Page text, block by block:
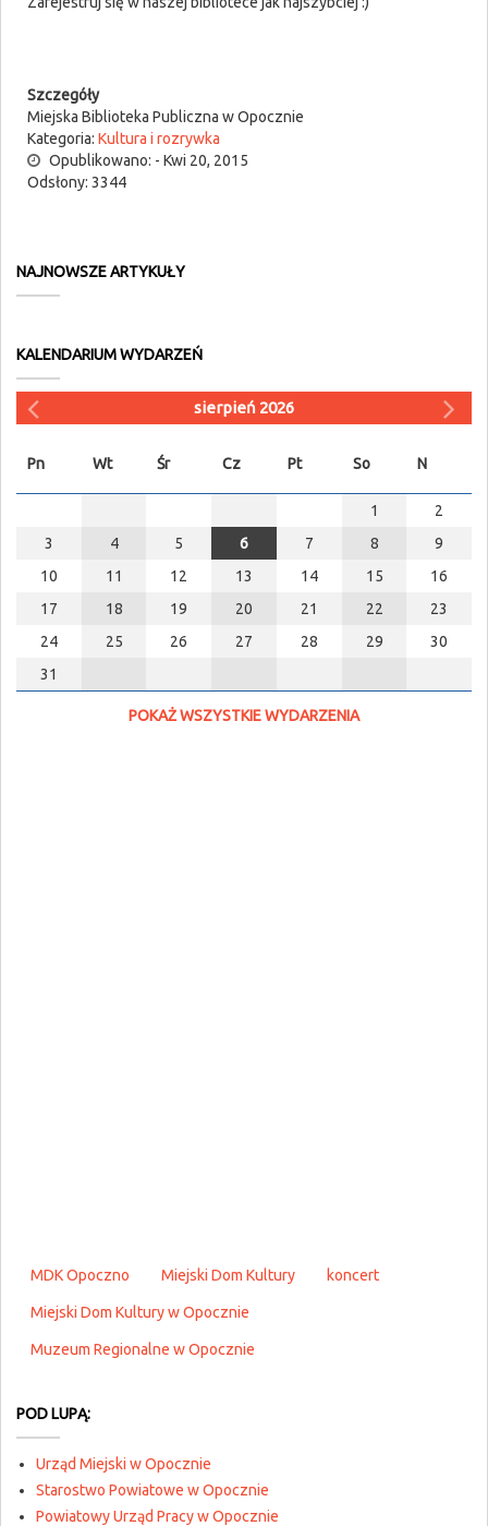
Szczegóły
Miejska Biblioteka Publiczna w Opocznie
Kategoria: Kultura i rozrywka
Opublikowano: - Kwi 20, 2015
Odsłony: 3344
NAJNOWSZE ARTYKUŁY
KALENDARIUM WYDARZEŃ
sierpień 2026
Pn Wt Śr Cz Pt So N
1
2
3
4 5 6 7 8
9
10
11 12 13 14 15
16
17
18 19 20 21 22
23
24
25 26 27 28 29
30
31
POKAŻ WSZYSTKIE WYDARZENIA
MDK Opoczno Miejski Dom Kultury koncert
Miejski Dom Kultury w Opocznie
Muzeum Regionalne w Opocznie
POD LUPĄ:
Urząd Miejski w Opocznie
Starostwo Powiatowe w Opocznie
Powiatowy Urząd Pracy w Opocznie